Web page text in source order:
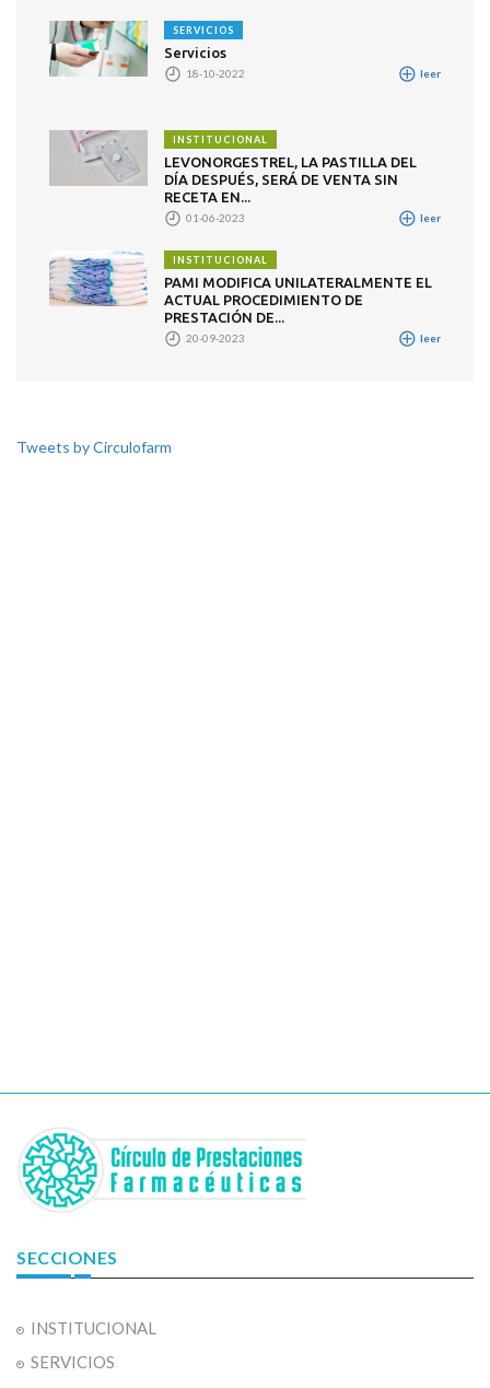
SERVICIOS
Servicios
18-10-2022 leer
INSTITUCIONAL
LEVONORGESTREL, LA PASTILLA DEL
DÍA DESPUÉS, SERÁ DE VENTA SIN
RECETA EN...
01-06-2023 leer
INSTITUCIONAL
PAMI MODIFICA UNILATERALMENTE EL
ACTUAL PROCEDIMIENTO DE
PRESTACIÓN DE...
20-09-2023 leer
Tweets by Circulofarm
SECCIONES
INSTITUCIONAL
SERVICIOS